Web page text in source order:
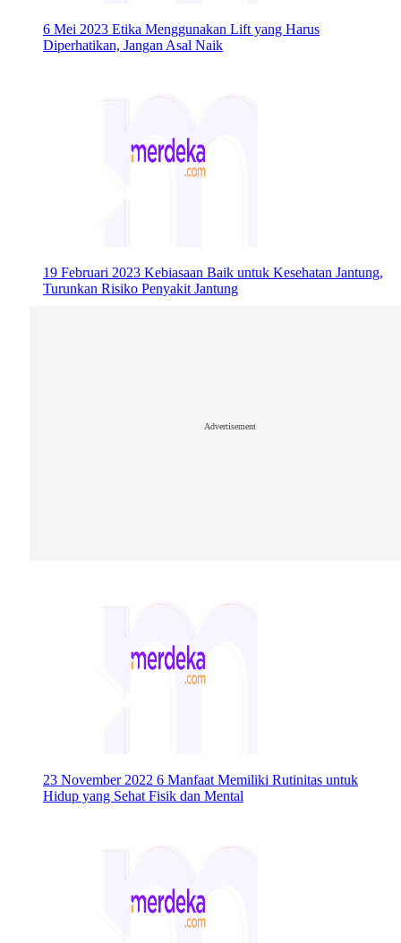
6 Mei 2023 Etika Menggunakan Lift yang Harus
Diperhatikan, Jangan Asal Naik
19 Februari 2023 Kebiasaan Baik untuk Kesehatan Jantung,
Turunkan Risiko Penyakit Jantung
Advertisement
23 November 2022 6 Manfaat Memiliki Rutinitas untuk
Hidup yang Sehat Fisik dan Mental